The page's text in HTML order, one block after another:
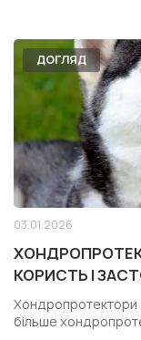
одного сегмента —
ДОГЛЯД
03.01.2026
КОРИСТЬ І
Хондропротектори
більше